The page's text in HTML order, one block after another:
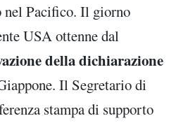
nel Pacifico. Il giorno
USA ottenne dal
della dichiarazione
Il Segretario di
stampa di supporto